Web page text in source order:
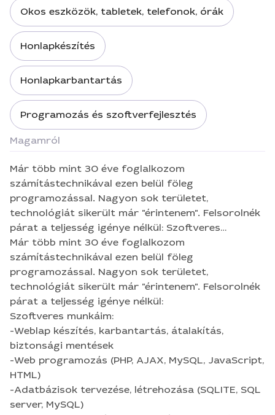
Okos eszközök, tabletek, telefonok, órák
Honlapkészítés
Honlapkarbantartás
Programozás és szoftverfejlesztés
Magamról
Már több mint 30 éve foglalkozom
számítástechnikával ezen belül föleg
programozással. Nagyon sok területet,
technológiát sikerült már "érintenem". Felsorolnék
párat a teljesség igénye nélkül: Szoftveres
munkáim: -Weblap készítés, karbantartás,
átalakítás, biztonsági mentések -Web
programozás (PHP, AJAX, MySQL, JavaScript,
HTML) -Adatbázisok tervezése, létrehozása
(SQLITE, SQL server, MySQL) -Desktop
alkalmazások fejlesztése Lazarus/Free Pascal
nyelven, SQLITE és SQL Server adatbázisokkal
(jelenleg aktívan foglalkozom ezzel a területtel) -
Linux/Windows rendszer telepítések,
optimalizálások Hardveres munkáim: -Számítógép
részegységek cseréje, konfigurálása -Tabletek /
Mobiltelefonok javítások (pl.: kijelző, töltő
Már több mint 30 éve foglalkozom
számítástechnikával ezen belül föleg
programozással. Nagyon sok területet,
technológiát sikerült már "érintenem". Felsorolnék
párat a teljesség igénye nélkül:
Szoftveres munkáim:
-Weblap készítés, karbantartás, átalakítás,
biztonsági mentések
-Web programozás (PHP, AJAX, MySQL, JavaScript,
HTML)
-Adatbázisok tervezése, létrehozása (SQLITE, SQL
server, MySQL)